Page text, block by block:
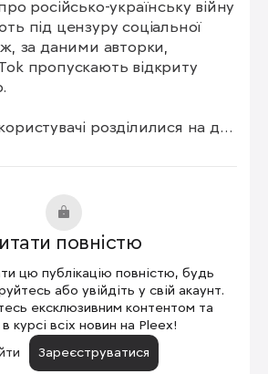
російсько-українську війну
під цензуру соціальної
за даними авторки,
пропускають відкриту
розділилися на два
повністю
цю публікацію повністю, будь
або увійдіть у свій акаунт.
ексклюзивним контентом та
курсі всіх новин на Pleex!
Зареєструватися